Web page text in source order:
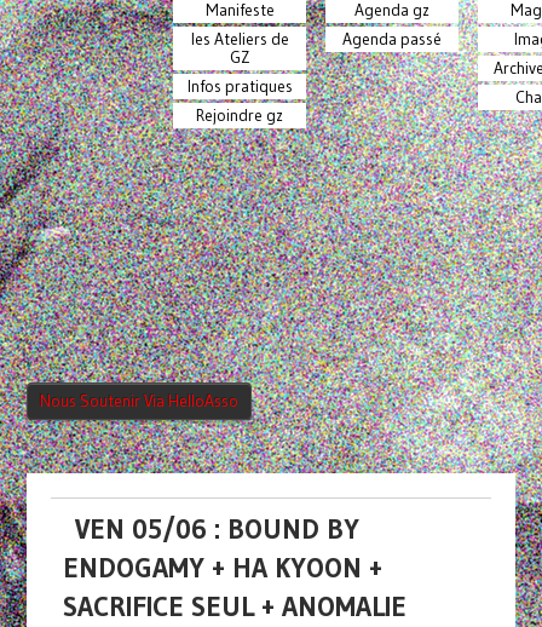
Manifeste
les Ateliers de
GZ
Infos pratiques
Rejoindre gz
Agenda gz
Agenda passé
Nous Soutenir Via HelloAsso
VEN 05/06 : BOUND BY
ENDOGAMY + HA KYOON +
SACRIFICE SEUL + ANOMALIE